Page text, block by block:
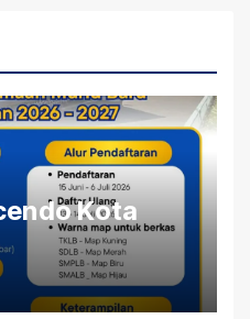
Kota